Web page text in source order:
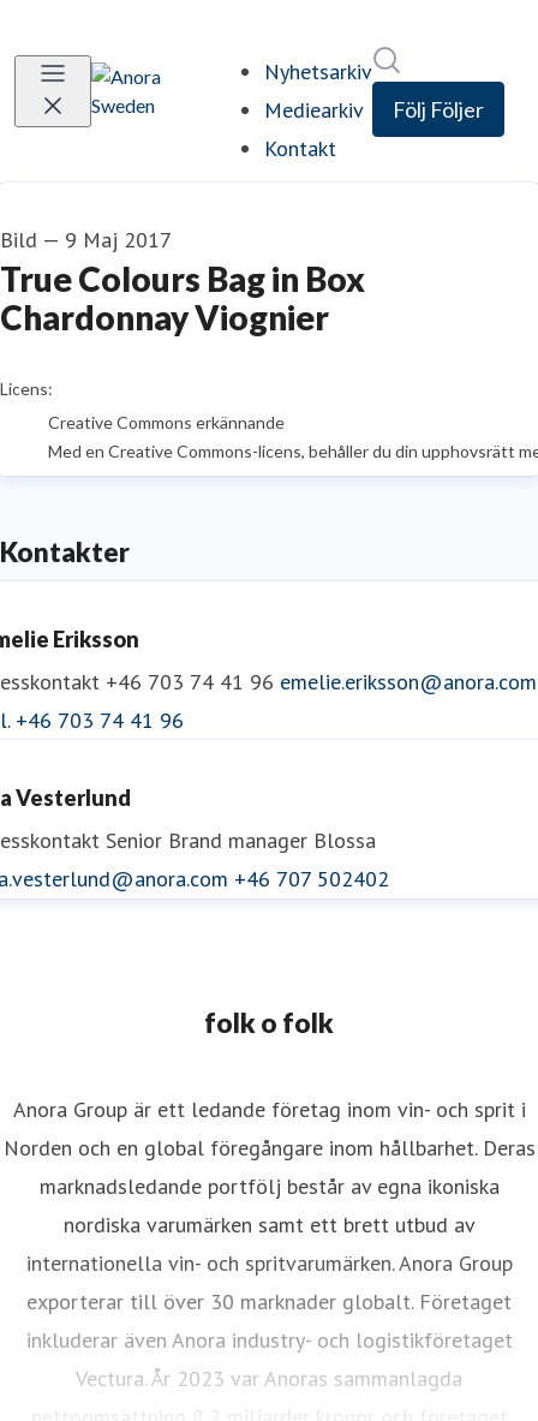
Nyhetsarkiv
Mediearkiv
Kontakt
Följ Följer
Bild — 9 Maj 2017
True Colours Bag in Box
Chardonnay Viognier
go to media item
Licens:
Creative Commons erkännande
Med en Creative Commons-licens, behåller du din upphovsrätt
Kontakter
Eriksson
+46 703 74 41 96 emelie.eriksson@anora.com
+46 703 74 41 96
Vesterlund
Senior Brand manager Blossa
+46 707 502402
folk o folk
Anora Group är ett ledande företag inom vin- och sprit i
Norden och en global föregångare inom hållbarhet. Deras
marknadsledande portfölj består av egna ikoniska
nordiska varumärken samt ett brett utbud av
internationella vin- och spritvarumärken. Anora Group
exporterar till över 30 marknader globalt. Företaget
inkluderar även Anora industry- och logistikföretaget
Vectura. År 2023 var Anoras sammanlagda